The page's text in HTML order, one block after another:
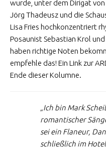
wurde, unter dem Dirigat
Jörg Thadeusz und die
Lisa Fries hochkonzentriert
Posaunist Sebastian Krol
haben richtige Noten
empfehle das! Ein Link zur
Ende dieser Kolumne.
„Ich bin Mark
romantischer
sei ein Flaneur,
schließlich im